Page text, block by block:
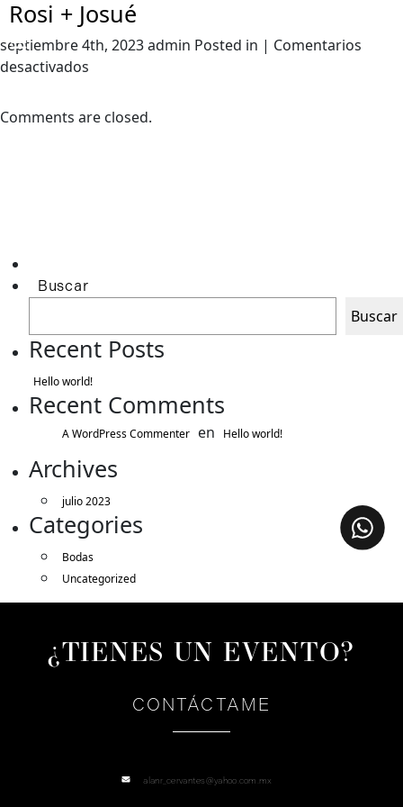
Rosi + Josué
septiembre 4th, 2023 admin Posted in | Comentarios
desactivados
Comments are closed.
Buscar
Buscar
Recent Posts
Hello world!
Recent Comments
A WordPress Commenter en Hello world!
Archives
julio 2023
Categories
Bodas
Uncategorized
¿TIENES UN EVENTO?
CONTÁCTAME
alanr_cervantes@yahoo.com.mx